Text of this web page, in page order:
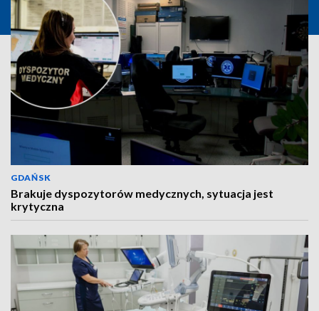
GDAŃSK
Brakuje dyspozytorów medycznych, sytuacja jest
krytyczna